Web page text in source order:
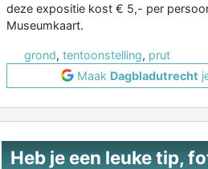
deze expositie kost € 5,- per
Museumkaart.
grond, tentoonstelling, prut
Maak Dagbladutrecht
Heb je een leuke tip,